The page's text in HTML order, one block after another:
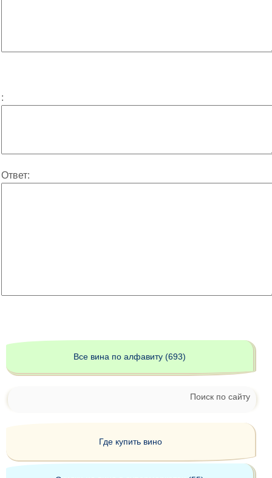
:
Ответ:
Все вина по алфавиту (693)
Поиск по сайту
Где купить вино